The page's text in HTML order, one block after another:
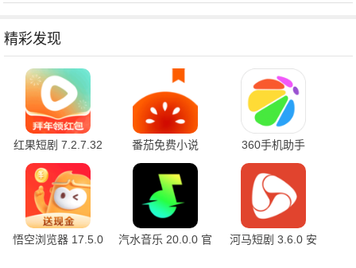
精彩发现
红果短剧 7.2.7.32
官方版
番茄免费小说
7.2.7.32 安卓版
360手机助手
10.2.2 官方版
悟空浏览器 17.5.0
汽水音乐 20.0.0 官
河马短剧 3.6.0 安